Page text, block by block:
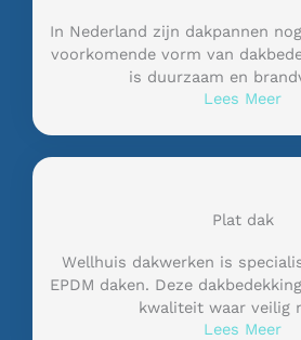
In Nederland zijn dakpannen
voorkomende vorm van
is duurzaam en
Lees Meer
Plat dak
Wellhuis dakwerken is
EPDM daken. Deze
kwaliteit waar veilig
Lees Meer